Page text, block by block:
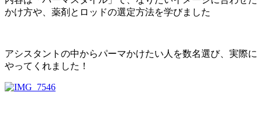
かけ方や、薬剤とロッドの選定方法を学びました
アシスタントの中からパーマかけたい人を数名選び、実際に
やってくれました！